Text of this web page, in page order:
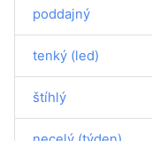
poddajný
tenký (led)
štíhlý